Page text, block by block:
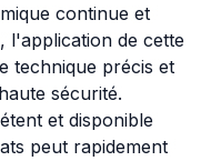
continue et
l'application de cette
technique précis et
sécurité.
et disponible
peut rapidement